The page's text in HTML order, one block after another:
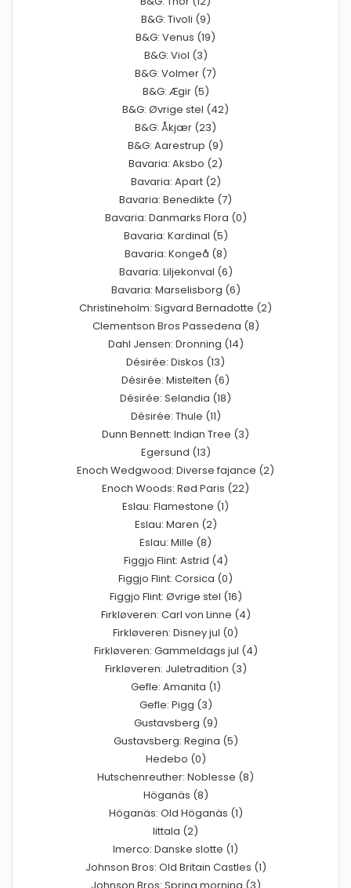
B&G: Tivoli (9)
B&G: Venus (19)
B&G: Viol (3)
B&G: Volmer (7)
B&G: Ægir (5)
B&G: Øvrige stel (42)
B&G: Åkjær (23)
B&G: Aarestrup (9)
Bavaria: Aksbo (2)
Bavaria: Apart (2)
Bavaria: Benedikte (7)
Bavaria: Danmarks Flora (0)
Bavaria: Kardinal (5)
Bavaria: Kongeå (8)
Bavaria: Liljekonval (6)
Bavaria: Marselisborg (6)
Christineholm: Sigvard Bernadotte (2)
Clementson Bros Passedena (8)
Dahl Jensen: Dronning (14)
Désirée: Diskos (13)
Désirée: Mistelten (6)
Désirée: Selandia (18)
Désirée: Thule (11)
Dunn Bennett: Indian Tree (3)
Egersund (13)
Enoch Wedgwood: Diverse fajance (2)
Enoch Woods: Rød Paris (22)
Eslau: Flamestone (1)
Eslau: Maren (2)
Eslau: Mille (8)
Figgjo Flint: Astrid (4)
Figgjo Flint: Corsica (0)
Figgjo Flint: Øvrige stel (16)
Firkløveren: Carl von Linne (4)
Firkløveren: Disney jul (0)
Firkløveren: Gammeldags jul (4)
Firkløveren: Juletradition (3)
Gefle: Amanita (1)
Gefle: Pigg (3)
Gustavsberg (9)
Gustavsberg: Regina (5)
Hedebo (0)
Hutschenreuther: Noblesse (8)
Höganäs (8)
Höganäs: Old Höganäs (1)
Iittala (2)
Imerco: Danske slotte (1)
Johnson Bros: Old Britain Castles (1)
Johnson Bros: Spring morning (3)